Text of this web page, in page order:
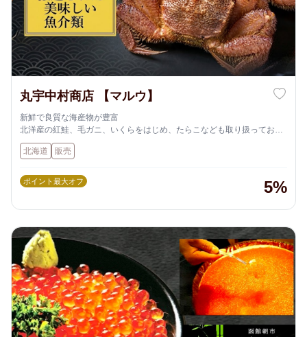
丸宇中村商店 【マルウ】
新鮮で良質な海産物が豊富
北洋産の紅鮭、毛ガニ、いくらをはじめ、たらこなども取り扱ってお
り、函館とその周辺で水揚げされた新鮮な海産物を厳選して販売してい
ます
北海道 販売
ポイント最大オフ 5%